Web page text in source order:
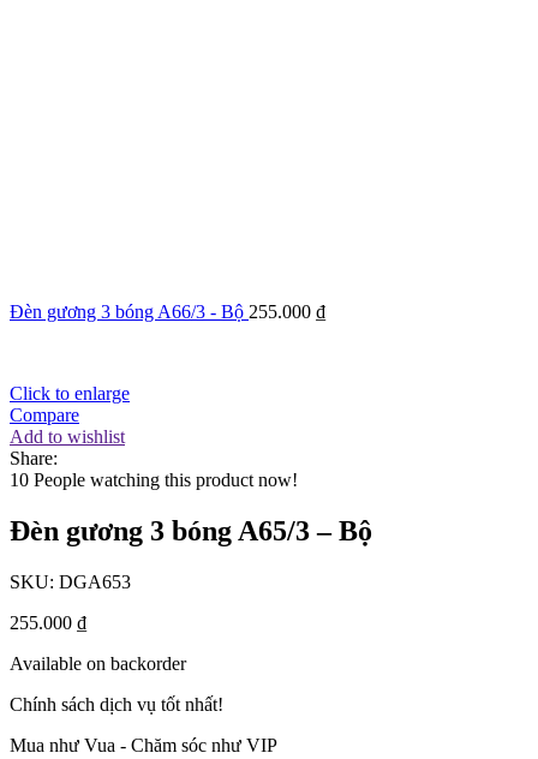
Đèn gương 3 bóng A66/3 - Bộ 255.000 ₫
Click to enlarge
Compare
Add to wishlist
Share:
10 People watching this product now!
Đèn gương 3 bóng A65/3 – Bộ
SKU: DGA653
255.000 ₫
Available on backorder
Chính sách dịch vụ tốt nhất!
Mua như Vua - Chăm sóc như VIP